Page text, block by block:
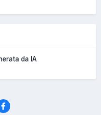
da IA